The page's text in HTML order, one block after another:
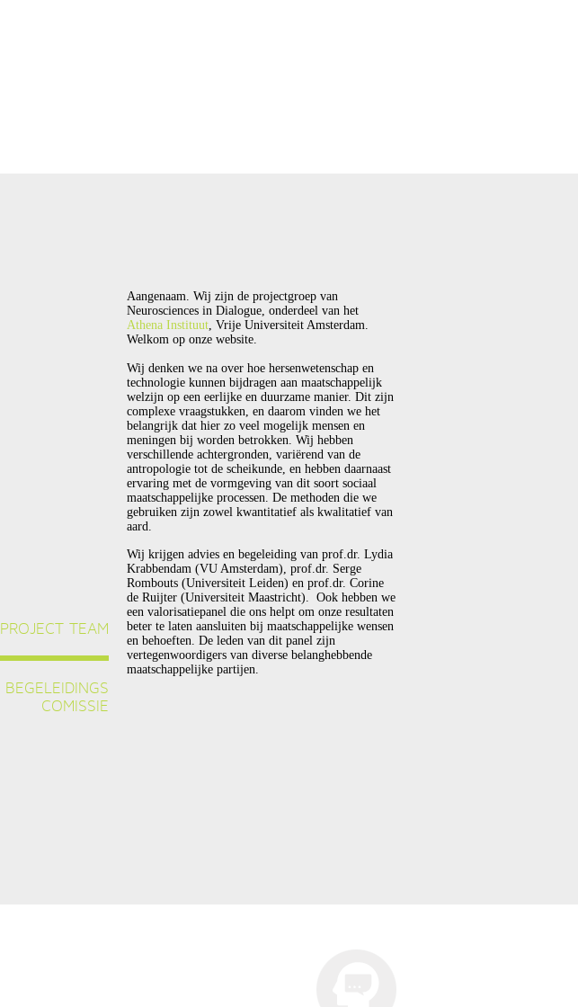
PROJECT TEAM
BEGELEIDINGS
COMISSIE
Aangenaam. Wij zijn de projectgroep van
Neurosciences in Dialogue, onderdeel van het
Athena Instituut, Vrije Universiteit Amsterdam.
Welkom op onze website.
Wij denken we na over hoe hersenwetenschap en
technologie kunnen bijdragen aan maatschappelijk
welzijn op een eerlijke en duurzame manier. Dit zijn
complexe vraagstukken, en daarom vinden we het
belangrijk dat hier zo veel mogelijk mensen en
meningen bij worden betrokken. Wij hebben
verschillende achtergronden, variërend van de
antropologie tot de scheikunde, en hebben daarnaast
ervaring met de vormgeving van dit soort sociaal
maatschappelijke processen. De methoden die we
gebruiken zijn zowel kwantitatief als kwalitatief van
aard.
Wij krijgen advies en begeleiding van prof.dr. Lydia
Krabbendam (VU Amsterdam), prof.dr. Serge
Rombouts (Universiteit Leiden) en prof.dr. Corine
de Ruijter (Universiteit Maastricht). Ook hebben we
een valorisatiepanel die ons helpt om onze resultaten
beter te laten aansluiten bij maatschappelijke wensen
en behoeften. De leden van dit panel zijn
vertegenwoordigers van diverse belanghebbende
maatschappelijke partijen.